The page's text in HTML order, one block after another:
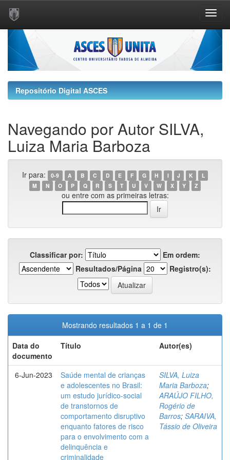
Skip
navigation
Repositório Digital ASCES
Navegando por Autor SILVA,
Luiza Maria Barboza
Ir para: 0-9 A B C D E F G H I J K
L
M
N O P Q R S T U V W X Y Z
ou entre com as primeiras letras:
Classificar por:
Em ordem:
Resultados/Página
Registro(s):
Mostrando resultados 1 a 1 de 1
Data do
documento
Título Autor(es)
6-Jun-2023
Saúde mental de crianças
e adolescentes no Brasil:
um estudo jurídico-social
de transtornos de
comportamento disruptivo
enquanto fatores de risco
para o envolvimento com a
delinquência e
criminalidade
SILVA, Luiza
Maria Barboza;
ARAÚJO FILHO,
Rogério de
Barros; SARAIVA,
Tássio de Oliveira